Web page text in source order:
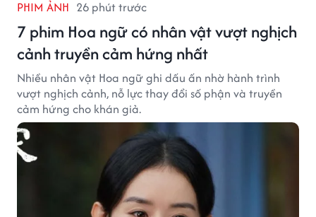
PHIM ẢNH 26 phút trước
7 phim Hoa ngữ có nhân vật vượt nghịch
cảnh truyền cảm hứng nhất
Nhiều nhân vật Hoa ngữ ghi dấu ấn nhờ hành trình
vượt nghịch cảnh, nỗ lực thay đổi số phận và truyền
cảm hứng cho khán giả.